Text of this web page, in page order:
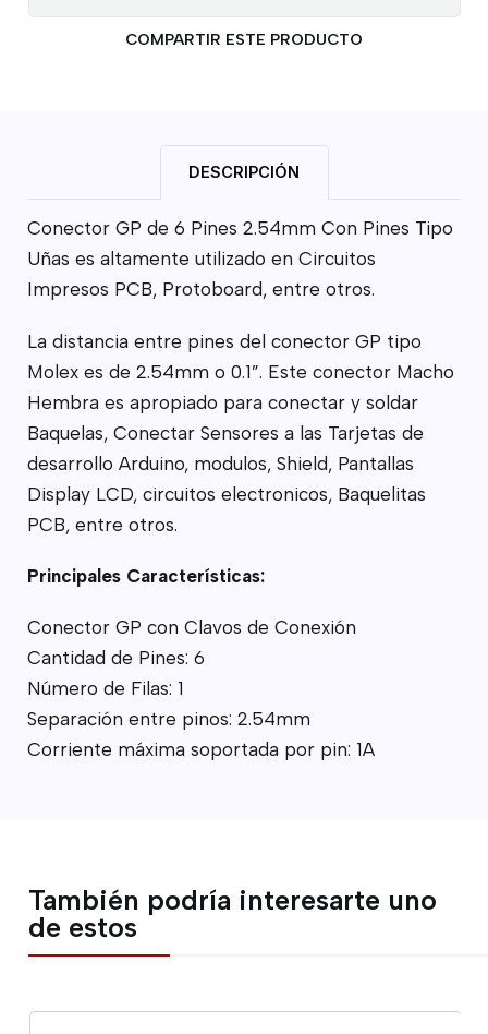
COMPARTIR ESTE PRODUCTO
DESCRIPCIÓN
Conector GP de 6 Pines 2.54mm Con Pines Tipo
Uñas es altamente utilizado en Circuitos
Impresos PCB, Protoboard, entre otros.
La distancia entre pines del conector GP tipo
Molex es de 2.54mm o 0.1”. Este conector Macho
Hembra es apropiado para conectar y soldar
Baquelas, Conectar Sensores a las Tarjetas de
desarrollo Arduino, modulos, Shield, Pantallas
Display LCD, circuitos electronicos, Baquelitas
PCB, entre otros.
Principales Características:
Conector GP con Clavos de Conexión
Cantidad de Pines: 6
Número de Filas: 1
Separación entre pinos: 2.54mm
Corriente máxima soportada por pin: 1A
También podría interesarte uno
de estos